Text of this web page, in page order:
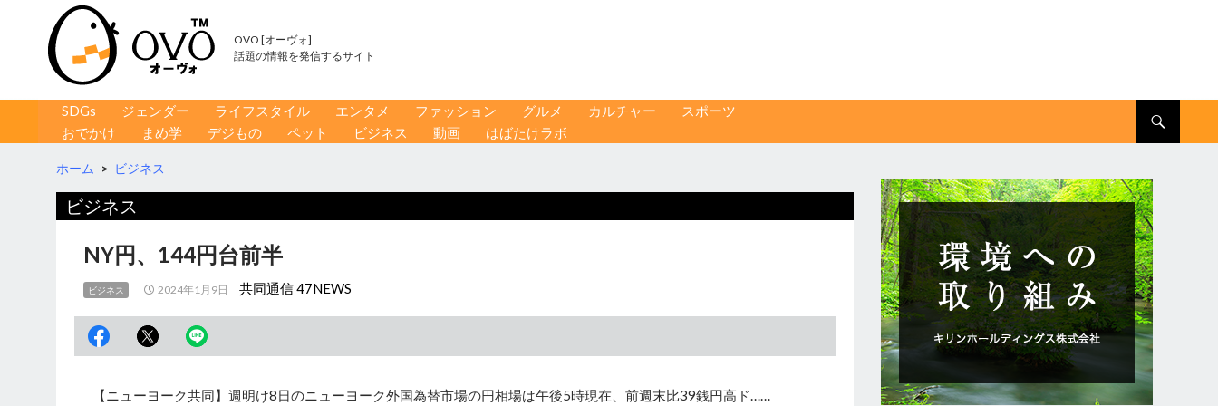
OVO [オーヴォ]
話題の情報を発信するサイト
コンテンツへ移動
SDGs ジェンダー ライフスタイル エンタメ ファッション グルメ カルチャー
スポーツ
おでかけ
まめ学 デジもの ペット ビジネス 動画 はばたけラボ
ホーム > ビジネス
ビジネス
NY円、144円台前半
ビジネス 2024年1月9日 共同通信 47NEWS
【ニューヨーク共同】週明け8日のニューヨーク外国為替市場の円相場は午後5時現在、前週末比39銭円高ド……